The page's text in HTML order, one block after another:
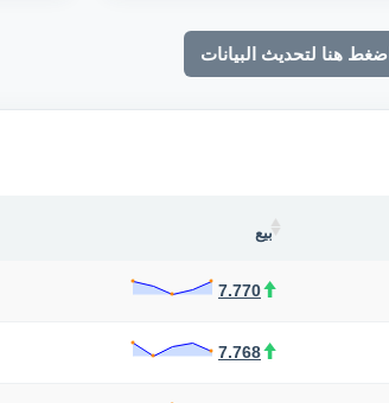
اضغط هنا لتحديث البيانات
بيع
7.770
7.768